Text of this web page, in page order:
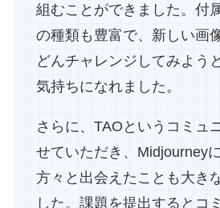
組むことができました。付
の種類も豊富で、新しい画
どんチャレンジしてみよう
気持ちになれました。
さらに、TAOというコミュ
せていただき、Midjourney
方々と出会えたことも大き
した。課題を提出するとコ